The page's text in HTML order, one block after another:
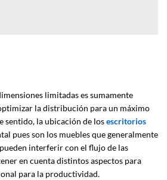
limitadas es sumamente
la distribución para un máximo
sentido, la ubicación de losescritorios
pues son los muebles que generalmente
interferir con el flujo de las
en cuenta distintos aspectos para
para la productividad.